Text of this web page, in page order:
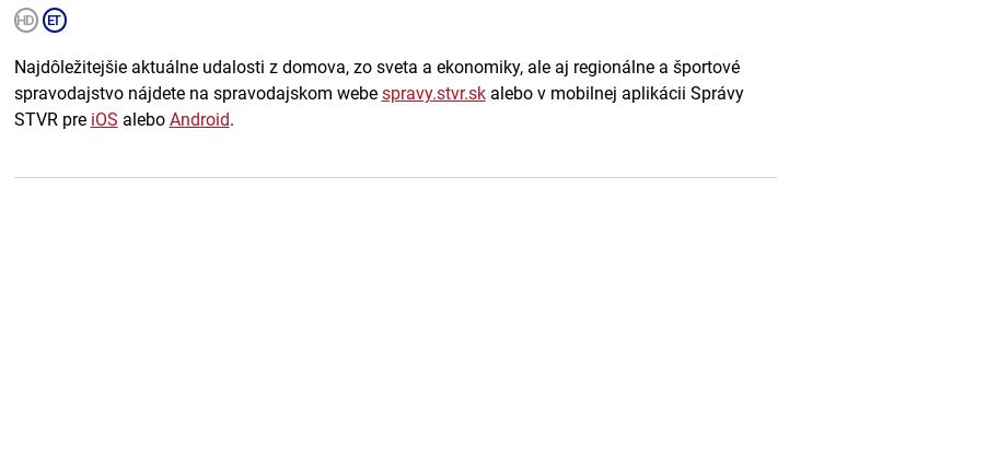
Najdôležitejšie aktuálne udalosti z domova, zo sveta a ekonomiky, ale aj regionálne a športové
spravodajstvo nájdete na spravodajskom webe spravy.stvr.skalebo v mobilnej aplikácii Správy
STVR pre iOS alebo Android.